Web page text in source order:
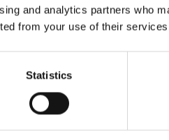
and analytics partners who
from your use of their
Statistics
handelsförening som
Läs mer om Hjo